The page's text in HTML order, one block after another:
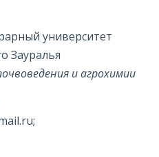
университет
Зауралья
и агрохимии